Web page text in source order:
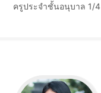
ครูประจำชั้นอนุบาล 1/4